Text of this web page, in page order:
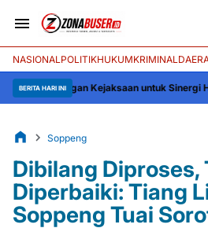
NASIONALPOLITIKHUKUMKRIMINAL
BERITA HARI INI
Kejaksaan untuk Sinergi Hukum
Soppeng
Dibilang Diproses,
Diperbaiki: Tiang
Soppeng Tuai